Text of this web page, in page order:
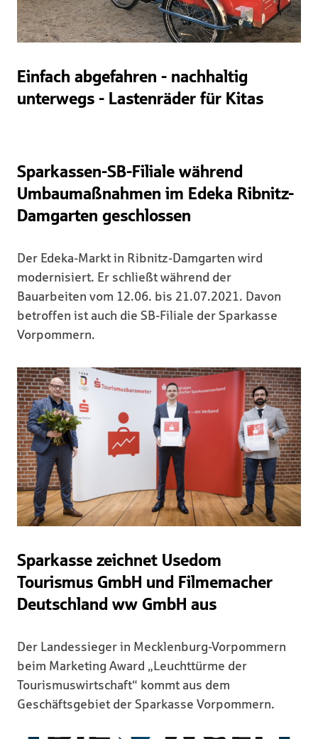
Einfach abgefahren - nachhaltig
unterwegs - Lastenräder für Kitas
Sparkassen-SB-Filiale während
Umbaumaßnahmen im Edeka Ribnitz-
Damgarten geschlossen
Der Edeka-Markt in Ribnitz-Damgarten wird
modernisiert. Er schließt während der
Bauarbeiten vom 12.06. bis 21.07.2021. Davon
betroffen ist auch die SB-Filiale der Sparkasse
Vorpommern.
Sparkasse zeichnet Usedom
Tourismus GmbH und Filmemacher
Deutschland ww GmbH aus
Der Landessieger in Mecklenburg-Vorpommern
beim Marketing Award „Leuchttürme der
Tourismuswirtschaft“ kommt aus dem
Geschäftsgebiet der Sparkasse Vorpommern.